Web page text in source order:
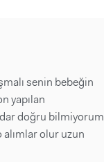
senin bebeğin
yapılan
doğru bilmiyorum
olur uzun